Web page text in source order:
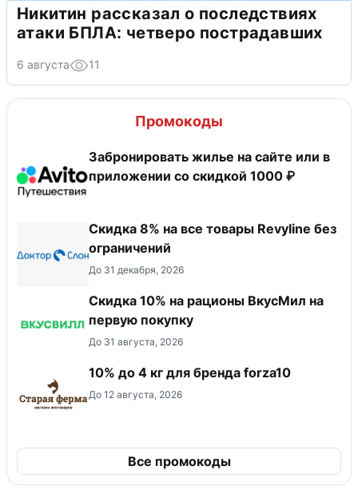
Никитин рассказал о последствиях
атаки БПЛА: четверо пострадавших
6 августа 11
Промокоды
Забронировать жилье на сайте или в
приложении со скидкой 1000 ₽
​Скидка 8% на все товары Revyline без
ограничений
До 31 декабря, 2026
Скидка 10% на рационы ВкусМил на
первую покупку
До 31 августа, 2026
10% до 4 кг для бренда forza10
До 12 августа, 2026
Все промокоды